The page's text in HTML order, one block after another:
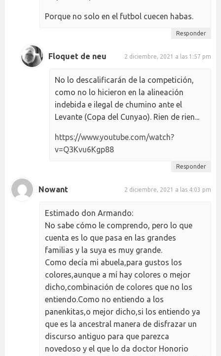
Porque no solo en el futbol cuecen habas.
Responder
Floquet de neu 2 diciembre, 2021 a las 1:57 pm
No lo descalificarán de la competición,
como no lo hicieron en la alineación
indebida e ilegal de chumino ante el
Levante (Copa del Cunyao). Rien de rien...
https://www.youtube.com/watch?
v=Q3Kvu6Kgp88
Responder
Nowant 2 diciembre, 2021 a las 4:03 pm
Estimado don Armando:
No sabe cómo le comprendo, pero lo que
cuenta es lo que pasa en las grandes
familias y la suya es muy grande.
Como decía mi abuela,para gustos los
colores,aunque a mí hay colores o mejor
dicho,combinación de colores que no los
entiendo.Como no entiendo a los
panenkitas,o mejor dicho,si los entiendo ya
que es la ancestral manera de disfrazar un
discurso antiguo para que parezca
novedoso y el que lo da doctor Honorio